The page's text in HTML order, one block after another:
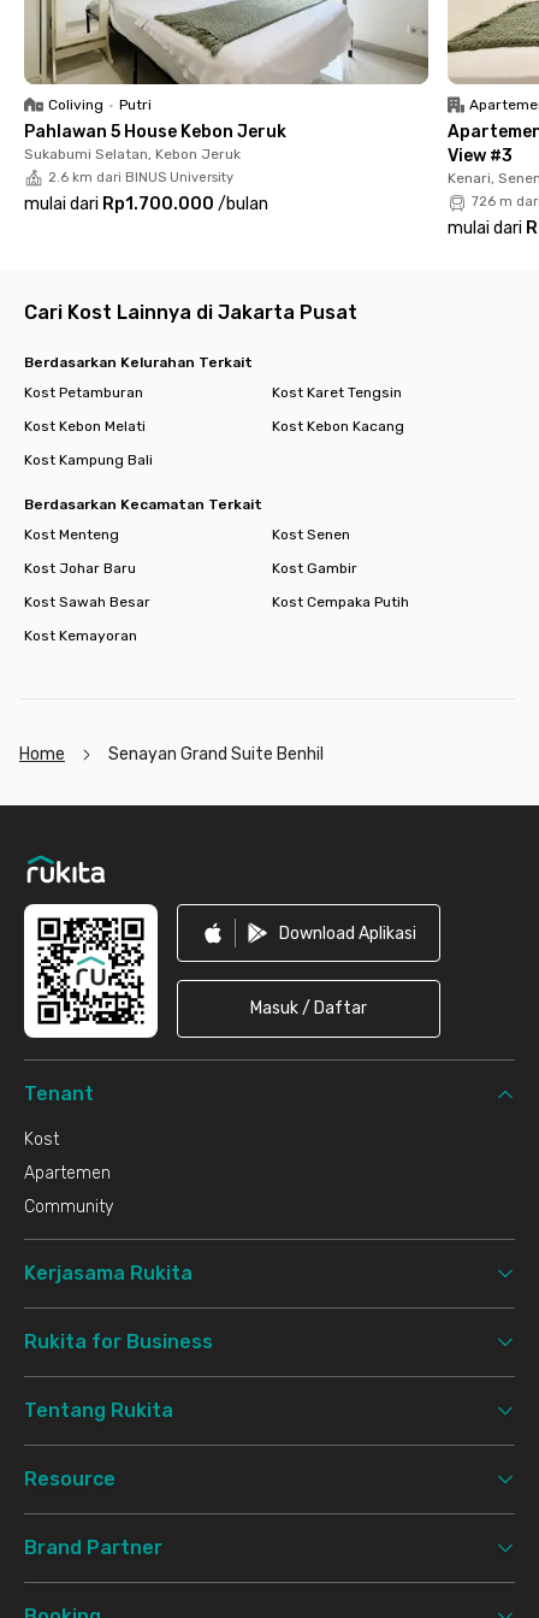
lengkap dengan kamar mandi dalam dan Wi-Fi. Kamu juga bisa
bersantai di area komunal atau rooftop-nya untuk menikmati
pemandangan Jakarta dari ketinggian. Area parkir tersedia jika
kamu membawa kendaraan pribadi. Ayo, pilih kamarmu
sekarang dan hidup tenang bebas macet di pusat kota!
Coliving • Putri
Pahlawan 5 House Kebon Jeruk
Sukabumi Selatan, Kebon Jeruk
2.6 km dari BINUS University
mulai dari Rp1.700.000 /bulan
View #3
Kenari,
726 m
mulai dari
Cari Kost Lainnya di Jakarta Pusat
Berdasarkan Kelurahan Terkait
Kost Petamburan
Kost Karet Tengsin
Kost Kebon Melati
Kost Kebon Kacang
Kost Kampung Bali
Berdasarkan Kecamatan Terkait
Kost Menteng
Kost Senen
Kost Johar Baru
Kost Gambir
Kost Sawah Besar
Kost Cempaka Putih
Kost Kemayoran
Home Senayan Grand Suite Benhil
Download Aplikasi
Masuk / Daftar
Tenant
Kost
Apartemen
Community
Kerjasama Rukita
Rukita for Business
Tentang Rukita
Resource
Brand Partner